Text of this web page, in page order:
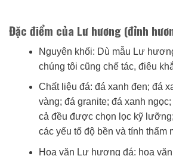
Đặc điểm của Lư hương (đỉnh
Nguyên khối: Dù mẫu Lư
chúng tôi cũng chế tác, điêu
Chất liệu đá: đá xanh đen; đá
vàng; đá granite; đá xanh
cả đều được chọn lọc kỹ
các yếu tố độ bền và tính thẩm
Hoa văn Lư hương đá: hoa